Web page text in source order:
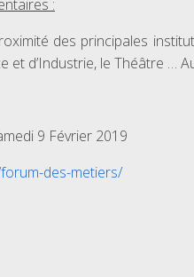
:
des principales
et d’Industrie, le Théâtre
9 Février 2019
des-metiers/